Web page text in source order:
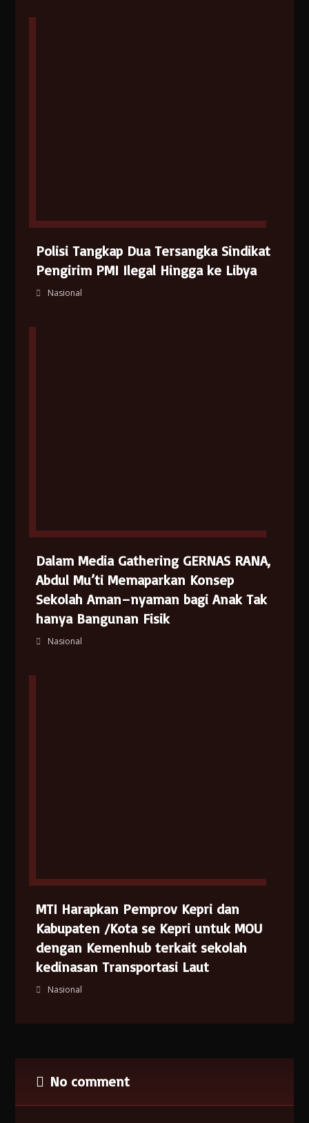
Polisi Tangkap Dua Tersangka Sindikat
Pengirim PMI Ilegal Hingga ke Libya
Nasional
Dalam Media Gathering GERNAS RANA,
Abdul Mu’ti Memaparkan Konsep
Sekolah Aman–nyaman bagi Anak Tak
hanya Bangunan Fisik
Nasional
MTI Harapkan Pemprov Kepri dan
Kabupaten /Kota se Kepri untuk MOU
dengan Kemenhub terkait sekolah
kedinasan Transportasi Laut
Nasional
No comment